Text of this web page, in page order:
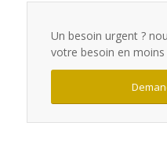
Un besoin urgent ?
votre besoin en moins